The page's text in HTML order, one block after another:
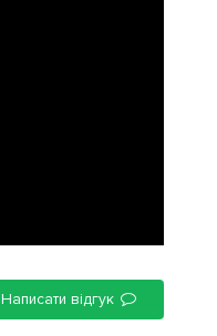
Написати відгук